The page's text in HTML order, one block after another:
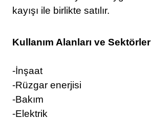
kayışı ile birlikte satılır.
Kullanım Alanları ve Sektörler
-İnşaat
-Rüzgar enerjisi
-Bakım
-Elektrik